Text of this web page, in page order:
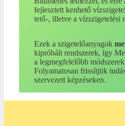
fejlesztett kenhető
tető-, illetve a vízszigetelési
Ezek a szigetelőanyagok
kipróbált rendszerek, így
a legmegfelelőbb
Folyamatosan frissítjük
szervezett képzéseken.